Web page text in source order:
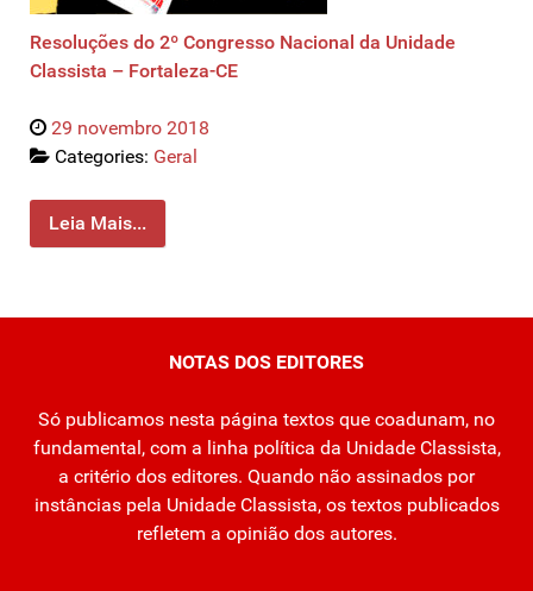
Resoluções do 2º Congresso Nacional da Unidade
Classista – Fortaleza-CE
29 novembro 2018
Categories: Geral
Leia Mais...
NOTAS DOS EDITORES
Só publicamos nesta página textos que coadunam, no
fundamental, com a linha política da Unidade Classista,
a critério dos editores. Quando não assinados por
instâncias pela Unidade Classista, os textos publicados
refletem a opinião dos autores.